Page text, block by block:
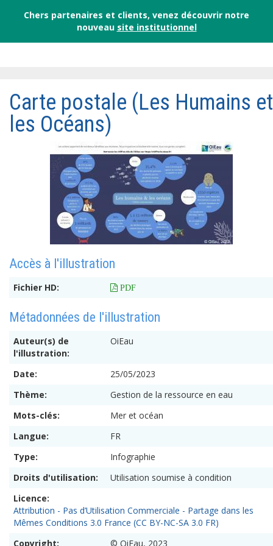
Chers partenaires et clients, venez découvrir notre
nouveau site institutionnel
Carte postale (Les Humains et
les Océans)
Accès à l'illustration
Fichier HD:  PDF
Métadonnées de l'illustration
Auteur(s) de
l'illustration:
OiEau
Date:
25/05/2023
Thème:
Gestion de la ressource en eau
Mots-clés:
Mer et océan
Langue:
FR
Type:
Infographie
Droits d'utilisation:
Utilisation soumise à condition
Licence:
Attribution - Pas d’Utilisation Commerciale - Partage dans les
Mêmes Conditions 3.0 France (CC BY-NC-SA 3.0 FR)
Copyright:
© OiEau, 2023